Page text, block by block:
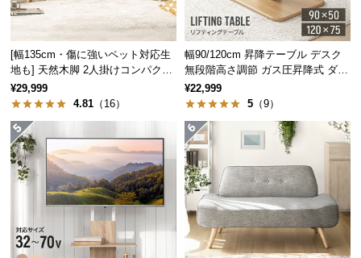
規
に
つ
い
て
お
[幅135cm・傷に強いペット対応生
地も] 天然木脚 2人掛けコンパクト
ソファ 北欧風
¥29,999
4.81 （16）
幅90/120cm 昇降テーブル デスク
無段階高さ調節 ガス圧昇降式 ダイ
ニング 高さ55~70cm
¥22,999
5 （9）